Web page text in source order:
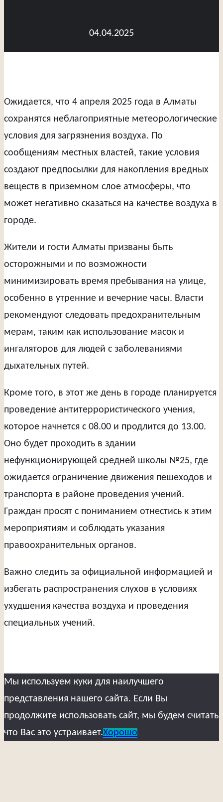
04.04.2025
Ожидается, что 4 апреля 2025 года в Алматы
сохранятся неблагоприятные метеорологические
условия для загрязнения воздуха. По
сообщениям местных властей, такие условия
создают предпосылки для накопления вредных
веществ в приземном слое атмосферы, что
может негативно сказаться на качестве воздуха в
городе.
Жители и гости Алматы призваны быть
осторожными и по возможности
минимизировать время пребывания на улице,
особенно в утренние и вечерние часы. Власти
рекомендуют следовать предохранительным
мерам, таким как использование масок и
ингаляторов для людей с заболеваниями
дыхательных путей.
Кроме того, в этот же день в городе планируется
проведение антитеррористического учения,
которое начнется с 08.00 и продлится до 13.00.
Оно будет проходить в здании
нефункционирующей средней школы №25, где
ожидается ограничение движения пешеходов и
транспорта в районе проведения учений.
Граждан просят с пониманием отнестись к этим
мероприятиям и соблюдать указания
правоохранительных органов.
Важно следить за официальной информацией и
избегать распространения слухов в условиях
ухудшения качества воздуха и проведения
специальных учений.
Мы используем куки для наилучшего
представления нашего сайта. Если Вы
продолжите использовать сайт, мы будем считать
что Вас это устраивает.Хорошо